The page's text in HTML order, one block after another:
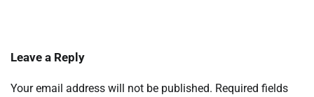
Leave a Reply
Your email address will not be published. Required fields